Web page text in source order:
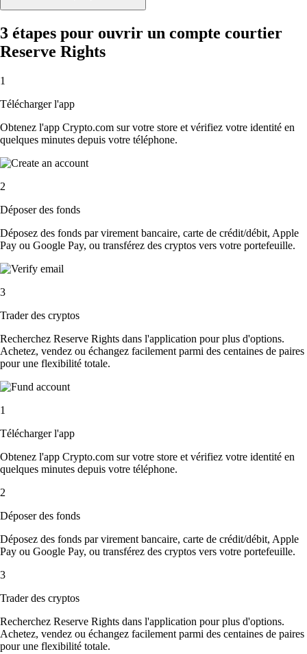
3 étapes pour ouvrir un compte courtier
Reserve Rights
1
Télécharger l'app
Obtenez l'app Crypto.com sur votre store et vérifiez votre identité en
quelques minutes depuis votre téléphone.
2
Déposer des fonds
Déposez des fonds par virement bancaire, carte de crédit/débit, Apple
Pay ou Google Pay, ou transférez des cryptos vers votre portefeuille.
3
Trader des cryptos
Recherchez Reserve Rights dans l'application pour plus d'options.
Achetez, vendez ou échangez facilement parmi des centaines de paires
pour une flexibilité totale.
1
Télécharger l'app
Obtenez l'app Crypto.com sur votre store et vérifiez votre identité en
quelques minutes depuis votre téléphone.
2
Déposer des fonds
Déposez des fonds par virement bancaire, carte de crédit/débit, Apple
Pay ou Google Pay, ou transférez des cryptos vers votre portefeuille.
3
Trader des cryptos
Recherchez Reserve Rights dans l'application pour plus d'options.
Achetez, vendez ou échangez facilement parmi des centaines de paires
pour une flexibilité totale.